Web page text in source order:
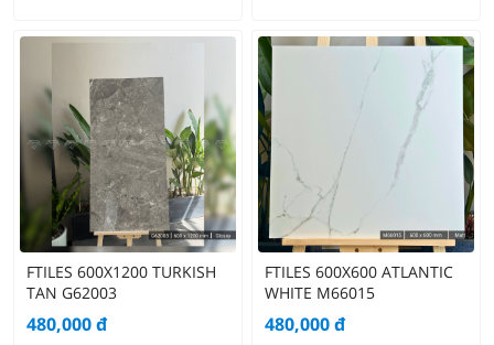
FTILES 600X1200 TURKISH
TAN G62003
480,000đ
FTILES 600X600 ATLANTIC
WHITE M66015
480,000đ